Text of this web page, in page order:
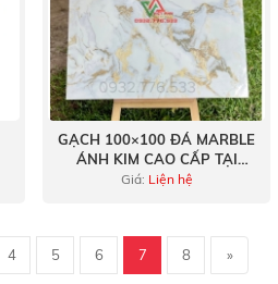
GẠCH 100×100 ĐÁ MARBLE
ÁNH KIM CAO CẤP TẠI
QUẬN 1
Giá: Liện hệ
4 5 6 7 8 »